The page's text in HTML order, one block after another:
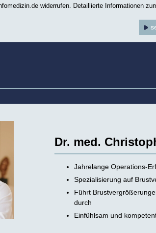
widerrufen. Detaillierte Informationen
Dr. med.
Jahrelange Operations-
Spezialisierung auf
Führt
durch
Einfühlsam und